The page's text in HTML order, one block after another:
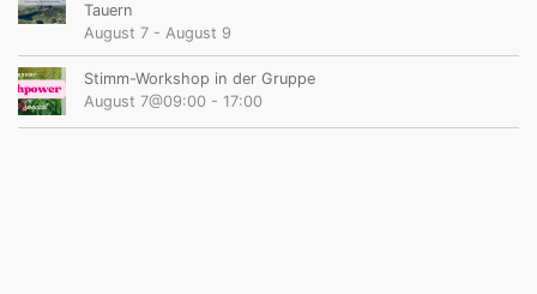
Tauern
August 7 - August 9
Stimm-Workshop in der Gruppe
August 7@09:00 - 17:00